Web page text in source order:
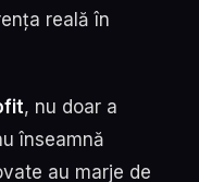
reală în
, nu doar a
înseamnă
au marje de